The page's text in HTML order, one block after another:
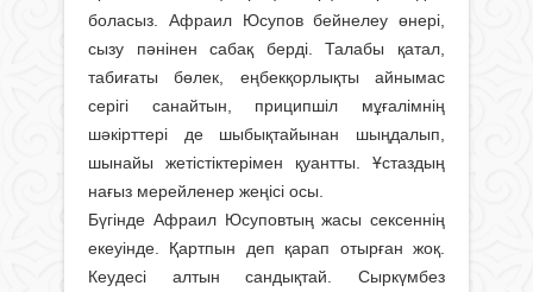
боласыз. Афраил Юсупов бейнелеу өнері,
сызу пәнінен сабақ берді. Талабы қатал,
табиғаты бөлек, еңбекқорлықты айнымас
серігі санайтын, приципшіл мұғалімнің
шәкірттері де шыбықтайынан шыңдалып,
шынайы жетістіктерімен қуантты. Ұстаздың
нағыз мерейленер жеңісі осы.
Бүгінде Афраил Юсуповтың жасы сексеннің
екеуінде. Қартпын деп қарап отырған жоқ.
Кеудесі алтын сандықтай. Сыркүмбез